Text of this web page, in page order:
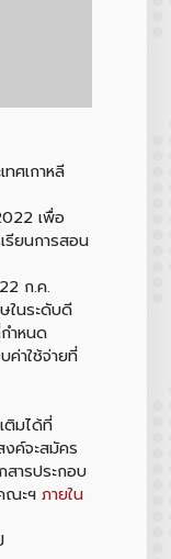
ศเกาหลี
เพื่อ
รียนการสอน
ก.ค.
ในระดับดี
ำหนด
ค่าใช้จ่ายที่
ติมได้ที่
งค์จะสมัคร
สารประกอบ
ณะฯ ภายใน